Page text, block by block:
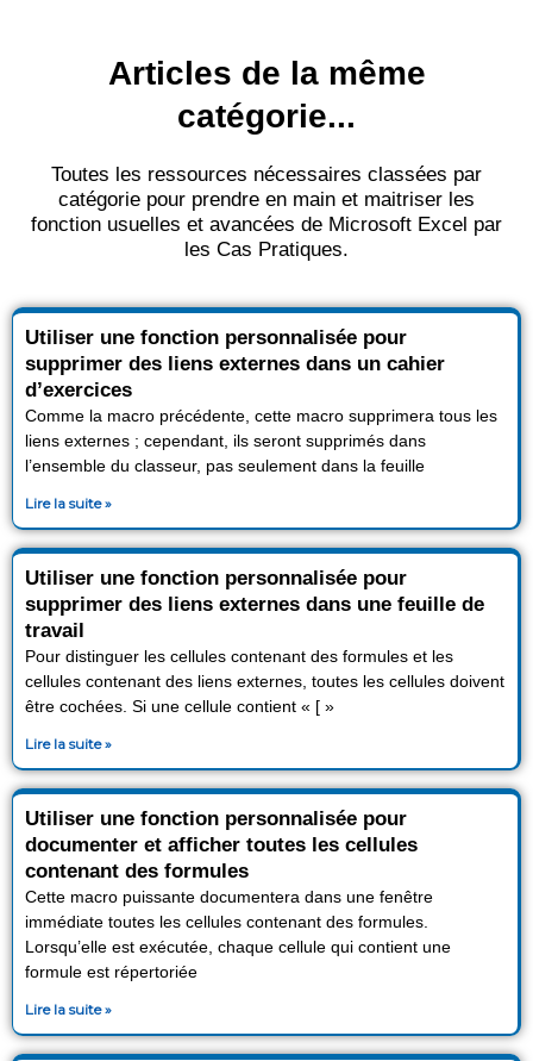
Articles de la même
catégorie...
Toutes les ressources nécessaires classées par
catégorie pour prendre en main et maitriser les
fonction usuelles et avancées de Microsoft Excel par
les Cas Pratiques.
Utiliser une fonction personnalisée pour
supprimer des liens externes dans un cahier
d’exercices
Comme la macro précédente, cette macro supprimera tous les
liens externes ; cependant, ils seront supprimés dans
l’ensemble du classeur, pas seulement dans la feuille
Lire la suite »
Utiliser une fonction personnalisée pour
supprimer des liens externes dans une feuille de
travail
Pour distinguer les cellules contenant des formules et les
cellules contenant des liens externes, toutes les cellules doivent
être cochées. Si une cellule contient « [ »
Lire la suite »
Utiliser une fonction personnalisée pour
documenter et afficher toutes les cellules
contenant des formules
Cette macro puissante documentera dans une fenêtre
immédiate toutes les cellules contenant des formules.
Lorsqu’elle est exécutée, chaque cellule qui contient une
formule est répertoriée
Lire la suite »
P
a
g
P
a
g
P
a
g
P
a
g